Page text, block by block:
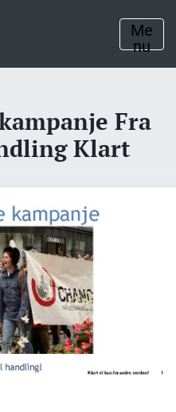
Me
nu
Fra
Klart